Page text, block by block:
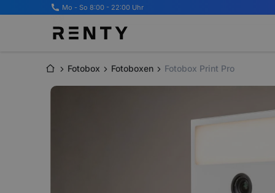
Mo - So 8:00 - 22:00 Uhr
Fotobox Fotoboxen Fotobox Print Pro